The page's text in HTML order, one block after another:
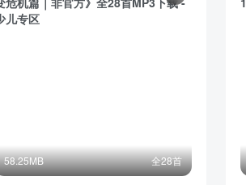
58.25MB 全28首